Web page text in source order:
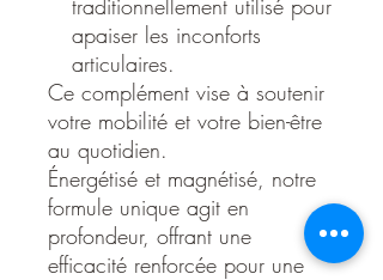
apaiser les inconforts
articulaires.
Ce complément vise à soutenir
votre mobilité et votre bien-être
au quotidien.
Énergétisé et magnétisé, notre
formule unique agit en
profondeur, offrant une
efficacité renforcée pour une